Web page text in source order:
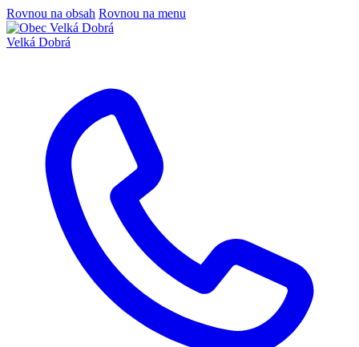
Rovnou na obsah Rovnou na menu
Velká Dobrá